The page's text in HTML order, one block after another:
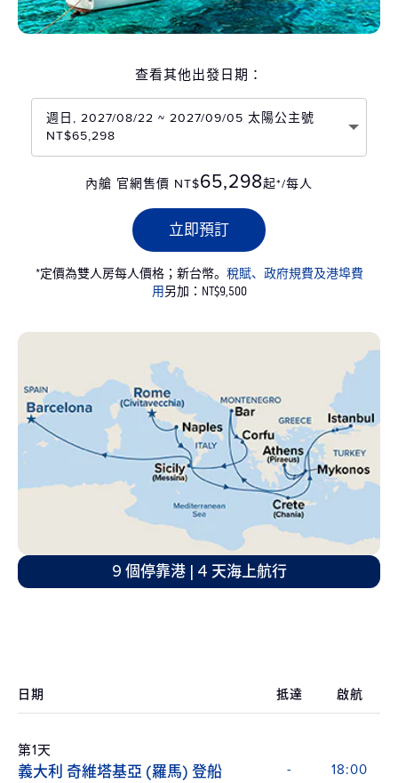
查看其他出發日期：
週日, 2027/08/22 ~ 2027/09/05 太陽公主號
NT$65,298
內艙 官網售價 NT$65,298起*/每人
立即預訂
*定價為雙人房每人價格；新台幣。 稅賦、政府規費及港埠費
用另加：NT$9,500
9 個停靠港 | 4 天海上航行
日期 抵達 啟航
第1天
義大利 奇維塔基亞 (羅馬) 登船 - 18:00